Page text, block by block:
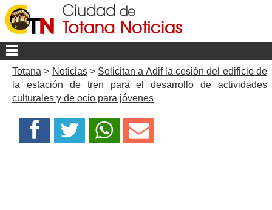
Totana > Noticias> Solicitan a Adif la cesión del edificio de
la estación de tren para el desarrollo de actividades
culturales y de ocio para jóvenes